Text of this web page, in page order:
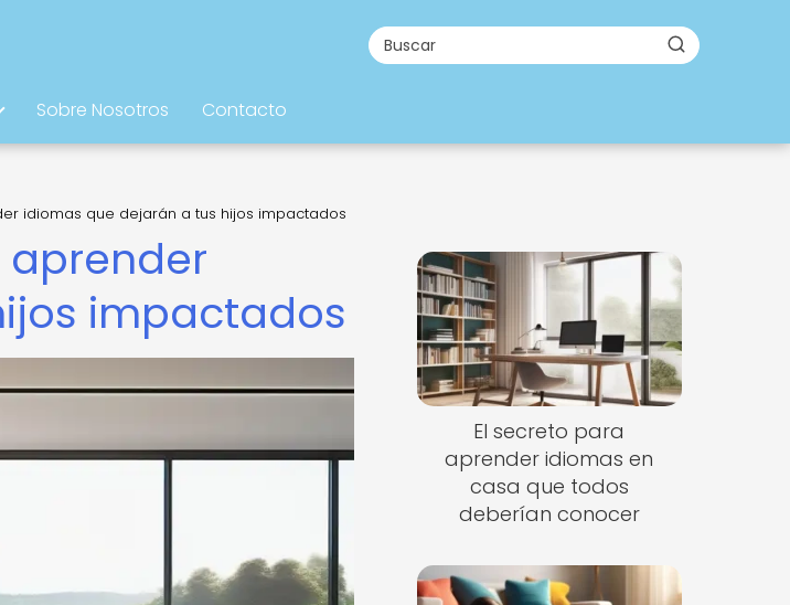
Sobre Nosotros Contacto
idiomas que dejarán a tus hijos impactados
aprender
impactados
El secreto para
aprender idiomas en
casa que todos
deberían conocer